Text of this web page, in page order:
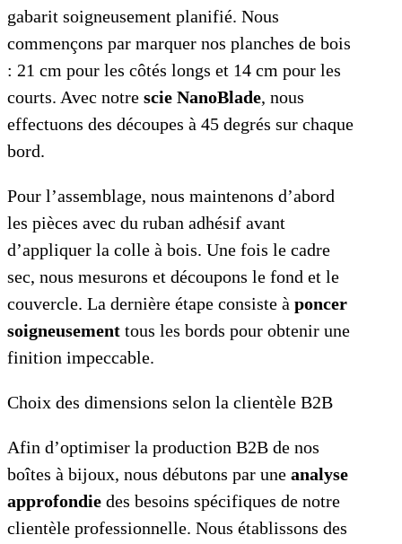
gabarit soigneusement planifié. Nous
commençons par marquer nos planches de bois
: 21 cm pour les côtés longs et 14 cm pour les
courts. Avec notre scie NanoBlade, nous
effectuons des découpes à 45 degrés sur chaque
bord.
Pour l’assemblage, nous maintenons d’abord
les pièces avec du ruban adhésif avant
d’appliquer la colle à bois. Une fois le cadre
sec, nous mesurons et découpons le fond et le
couvercle. La dernière étape consiste à poncer
soigneusement tous les bords pour obtenir une
finition impeccable.
Choix des dimensions selon la clientèle B2B
Afin d’optimiser la production B2B de nos
boîtes à bijoux, nous débutons par une analyse
approfondie des besoins spécifiques de notre
clientèle professionnelle. Nous établissons des